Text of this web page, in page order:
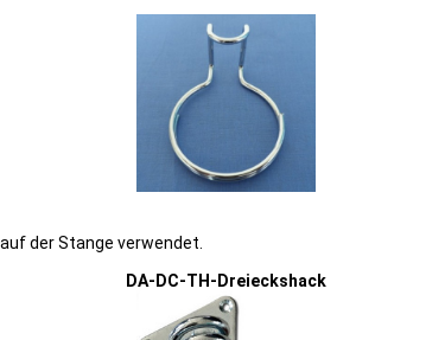
der Stange verwendet.
DA-DC-TH-Dreieckshack